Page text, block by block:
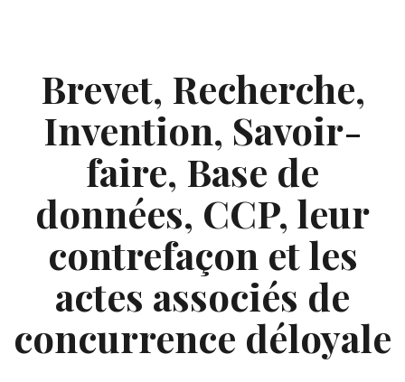
Brevet, Recherche,
Invention, Savoir-
faire, Base de
données, CCP, leur
contrefaçon et les
actes associés de
concurrence déloyale